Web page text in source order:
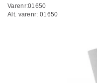
Varenr:01650
Alt. varenr: 01650